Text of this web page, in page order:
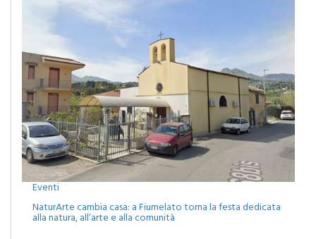
Eventi
NaturArte cambia casa: a Fiumelato torna la festa dedicata